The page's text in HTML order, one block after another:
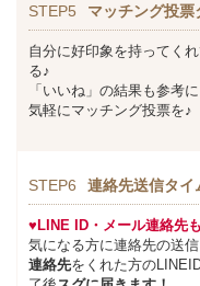
STEP5 マッチング投票
自分に好印象を持ってく
る♪
「いいね」の結果も参考
気軽にマッチング投票を♪
STEP6 連絡先送信タイ
♥LINE ID・メール連絡先
気になる方に連絡先の送信
連絡先をくれた方の